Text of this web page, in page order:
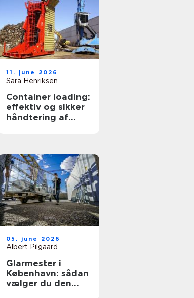
11. june 2026
Sara Henriksen
Container loading:
effektiv og sikker
håndtering af
05. june 2026
Albert Pilgaard
Glarmester i
København: sådan
vælger du den